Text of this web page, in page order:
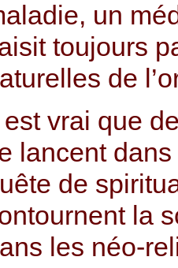
un
toujours
de
est vrai que
lancent
de
la
les néo-